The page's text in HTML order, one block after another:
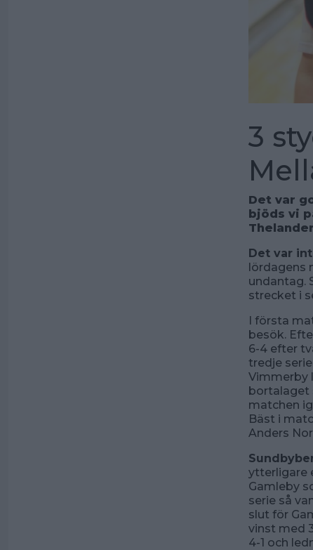
3
Det var
bjöds vi
Det var
lördagens
undantag.
strecket i
I första
besök.
6-4 efter
tredje
Vimmerby
bortalaget
matchen
Bäst i
Anders
ytterligare
Gamleby
serie så
slut för
vinst med
4-1 och